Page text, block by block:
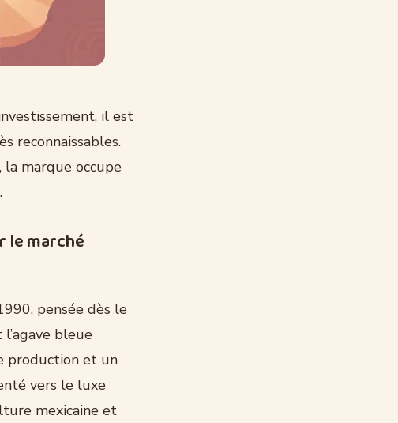
il est
reconnaissables.
marque occupe
le marché
pensée dès le
bleue
production et un
vers le luxe
mexicaine et